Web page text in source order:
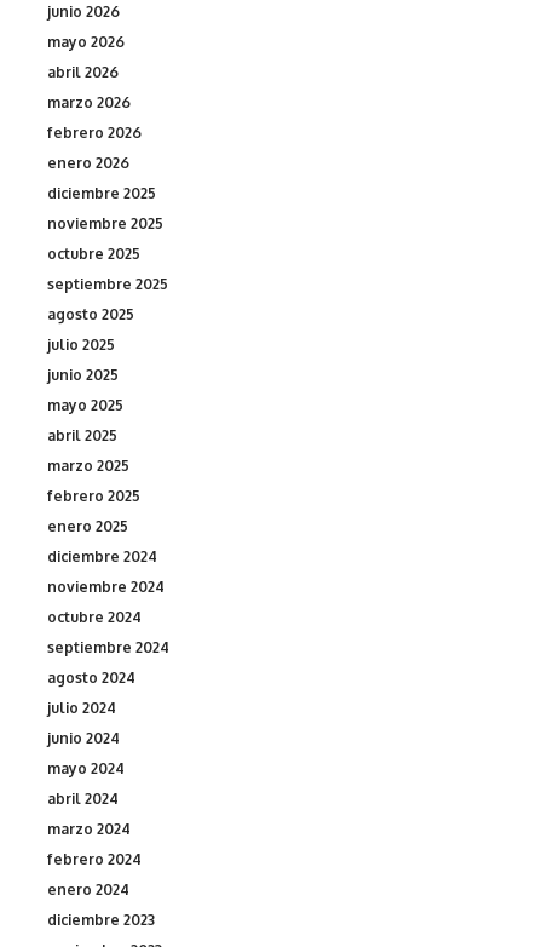
junio 2026
mayo 2026
abril 2026
marzo 2026
febrero 2026
enero 2026
diciembre 2025
noviembre 2025
octubre 2025
septiembre 2025
agosto 2025
julio 2025
junio 2025
mayo 2025
abril 2025
marzo 2025
febrero 2025
enero 2025
diciembre 2024
noviembre 2024
octubre 2024
septiembre 2024
agosto 2024
julio 2024
junio 2024
mayo 2024
abril 2024
marzo 2024
febrero 2024
enero 2024
diciembre 2023